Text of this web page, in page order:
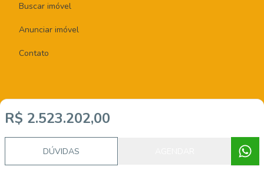
R$ 2.523.202,00
DÚVIDAS
Buscar imóvel
Anunciar imóvel
Contato
Imobiliária Certificada:
Selo de Tecnologia Loft